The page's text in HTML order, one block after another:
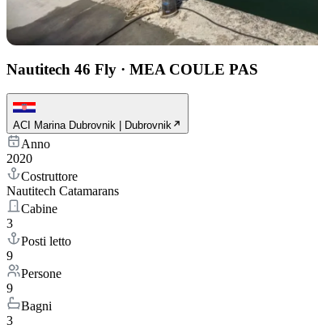
Nautitech 46 Fly · MEA COULE PAS
ACI Marina Dubrovnik | Dubrovnik
Anno
2020
Costruttore
Nautitech Catamarans
Cabine
3
Posti letto
9
Persone
9
Bagni
3